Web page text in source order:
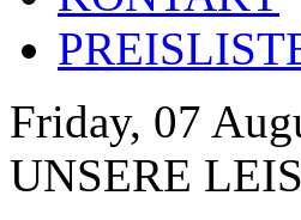
Friday, 07
UNSERE